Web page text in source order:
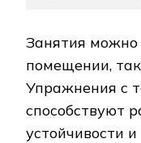
Занятия можно
помещении,
Упражнения с
способствуют
устойчивости